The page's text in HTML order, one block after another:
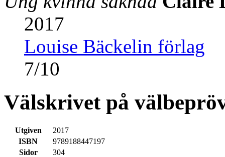
2017
Louise Bäckelin förlag
7/10
Välskrivet på
Utgiven
2017
ISBN
9789188447197
Sidor
304